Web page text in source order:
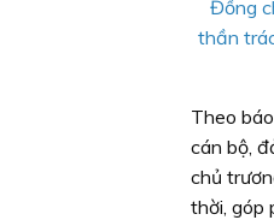
Đồng
thần
Theo
cán bộ,
chủ
thời, góp